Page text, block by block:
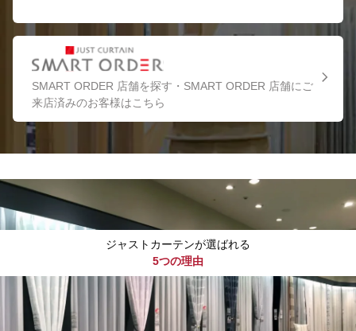
SMART ORDER 店舗を探す・SMART ORDER 店舗にご
来店済みのお客様はこちら
ジャストカーテンが選ばれる
5つの理由